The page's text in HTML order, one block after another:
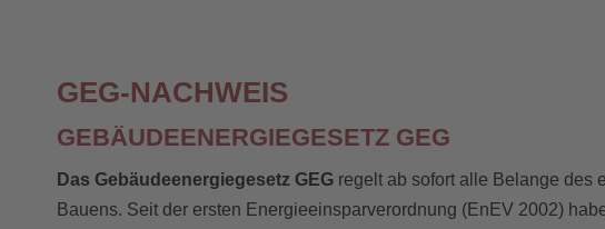
GEG-NACHWEIS
GEBÄUDEENERGIEGESETZ GEG
Das Gebäudeenergiegesetz GEG regelt ab sofort alle Belange des
Bauens. Seit der ersten Energieeinsparverordnung (EnEV 2002)